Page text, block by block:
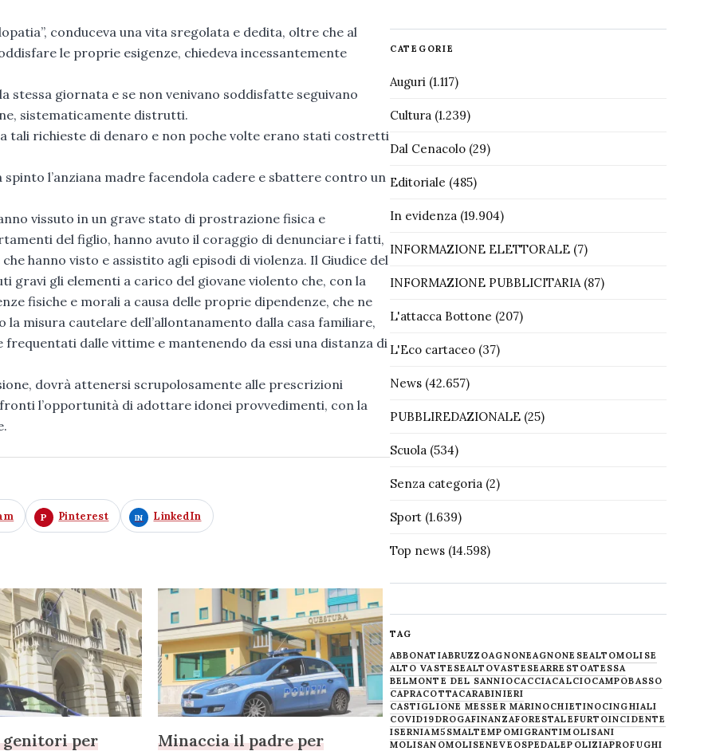
conduceva una vita sregolata e dedita, oltre che al
le proprie esigenze, chiedeva incessantemente
stessa giornata e se non venivano soddisfatte seguivano
sistematicamente distrutti.
tali richieste di denaro e non poche volte erano stati costretti
spinto l’anziana madre facendola cadere e sbattere contro un
vissuto in un grave stato di prostrazione fisica e
del figlio, hanno avuto il coraggio di denunciare i fatti,
hanno visto e assistito agli episodi di violenza. Il Giudice del
gravi gli elementi a carico del giovane violento che, con la
fisiche e morali a causa delle proprie dipendenze, che ne
misura cautelare dell’allontanamento dalla casa familiare,
dalle vittime e mantenendo da essi una distanza di
dovrà attenersi scrupolosamente alle prescrizioni
l’opportunità di adottare idonei provvedimenti, con la
Pinterest LinkedIn
genitori per
Minaccia il padre per
CATEGORIE
Auguri(1.117)
Cultura(1.239)
Dal Cenacolo(29)
Editoriale (485)
In evidenza(19.904)
INFORMAZIONE ELETTORALE(7)
INFORMAZIONE PUBBLICITARIA(87)
L'attacca Bottone (207)
L'Eco cartaceo(37)
News(42.657)
PUBBLIREDAZIONALE(25)
Scuola(534)
Senza categoria(2)
Sport(1.639)
Top news(14.598)
TAG
ABBONATIABRUZZOAGNONEAGNONESEALTOMOLISE
ALTO VASTESEALTOVASTESEARRESTOATESSA
BELMONTE DEL SANNIOCACCIACALCIOCAMPOBASSO
CAPRACOTTACARABINIERI
CASTIGLIONE MESSER MARINOCHIETINOCINGHIALI
COVID19DROGAFINANZAFORESTALEFURTOINCIDENTE
ISERNIAM5SMALTEMPOMIGRANTIMOLISANI
MOLISANOMOLISENEVE OSPEDALEPOLIZIAPROFUGHI